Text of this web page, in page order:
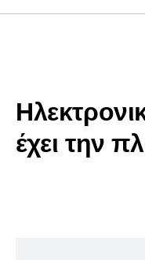
έχει την